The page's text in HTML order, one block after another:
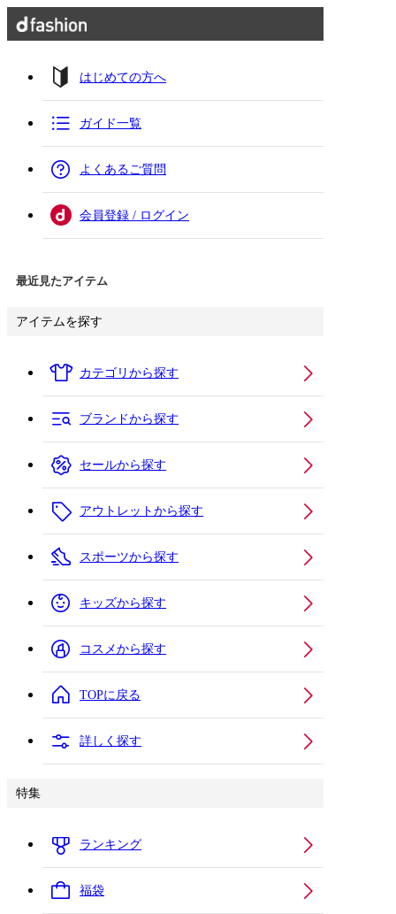
はじめての方へ
ガイド一覧
よくあるご質問
会員登録 / ログイン
最近見たアイテム
アイテムを探す
カテゴリから探す
ブランドから探す
セールから探す
アウトレットから探す
スポーツから探す
キッズから探す
コスメから探す
TOPに戻る
詳しく探す
特集
ランキング
福袋